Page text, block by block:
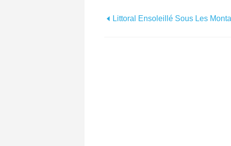
Littoral Ensoleillé Sous Les